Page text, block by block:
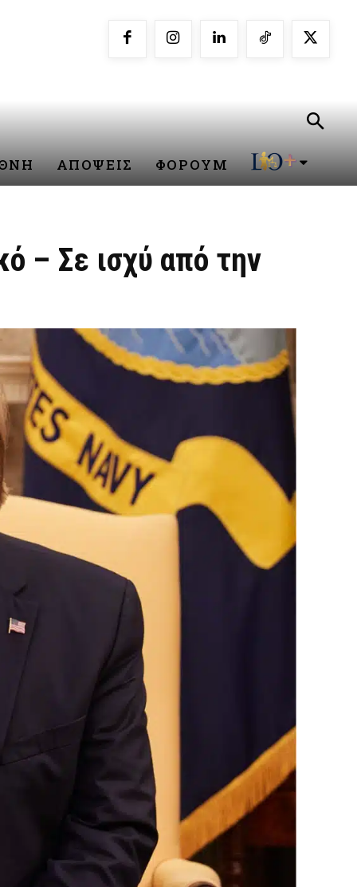
ΑΠΟΨΕΙΣ ΦΟΡΟΥΜ
– Σε ισχύ από την